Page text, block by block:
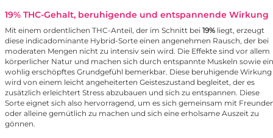
19% THC-Gehalt, beruhigende und entspannende Wirkung
Mit einem ordentlichen THC-Anteil, der im Schnitt bei 19% liegt, erzeugt
diese indicadominante Hybrid-Sorte einen angenehmen Rausch, der bei
moderaten Mengen nicht zu intensiv sein wird. Die Effekte sind vor allem
körperlicher Natur und machen sich durch entspannte Muskeln sowie ein
wohlig erschöpftes Grundgefühl bemerkbar. Diese beruhigende Wirkung
wird von einem leicht angeheiterten Geisteszustand begleitet, der es
zusätzlich erleichtert Stress abzubauen und sich zu entspannen. Diese
Sorte eignet sich also hervorragend, um es sich gemeinsam mit
oder alleine gemütlich zu machen und sich eine erholsame Auszeit zu
gönnen.